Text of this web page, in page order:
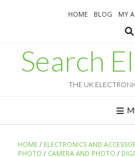
HOME BLOG MY
Search
THE UK
HOME / ELECTRONICS AND
PHOTO / CAMERA AND PHOTO /